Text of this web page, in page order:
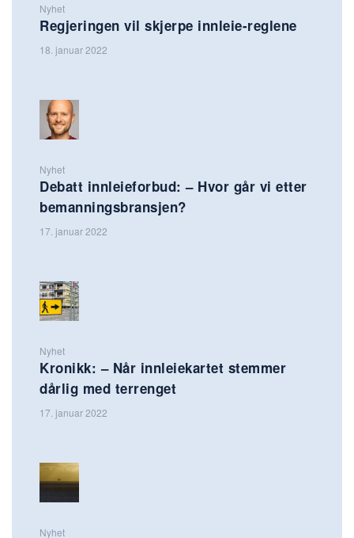
Nyhet
Regjeringen vil skjerpe innleie-reglene
18. januar 2022
Nyhet
Debatt innleieforbud: – Hvor går vi etter
bemanningsbransjen?
17. januar 2022
Nyhet
Kronikk: – Når innleiekartet stemmer
dårlig med terrenget
17. januar 2022
Nyhet